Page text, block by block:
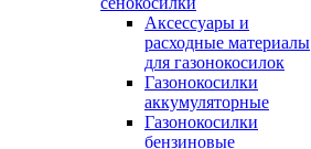
Аксессуары и
расходные материалы
для газонокосилок
Газонокосилки
аккумуляторные
Газонокосилки
бензиновые